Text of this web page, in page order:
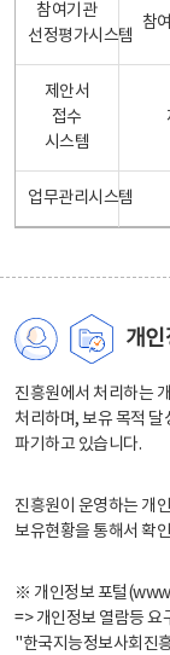
참여기관
선정평가시스템
참
제안서
접수
시스템
업무관리시스템
개
진흥원에서 처리하는
처리하며, 보유 목적 달
파기하고 있습니다.
진흥원이 운영하는 개
보유현황을 통해서 확
※ 개인정보 포털
=> 개인정보 열람등 요
"한국지능정보사회진